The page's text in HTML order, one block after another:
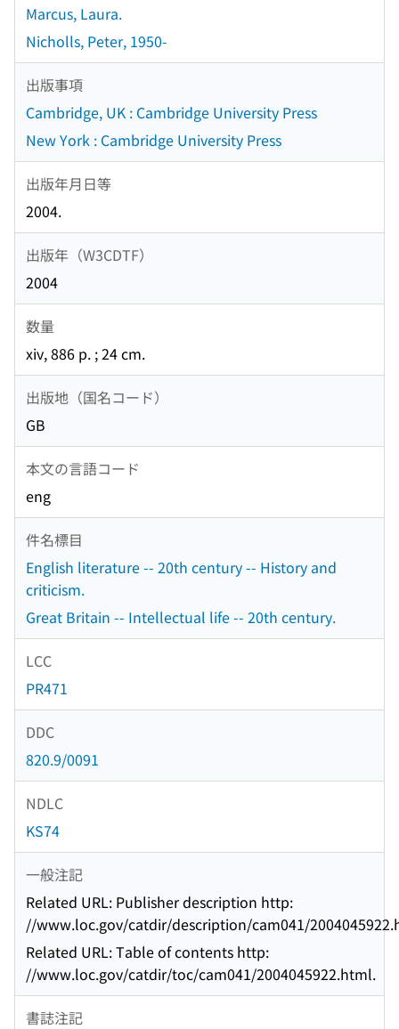
Marcus, Laura.
Nicholls, Peter, 1950-
出版事項
Cambridge, UK : Cambridge University Press
New York : Cambridge University Press
出版年月日等
2004.
出版年（W3CDTF）
2004
数量
xiv, 886 p. ; 24 cm.
出版地（国名コード）
GB
本文の言語コード
eng
件名標目
English literature -- 20th century -- History and
criticism.
Great Britain -- Intellectual life -- 20th century.
LCC
PR471
DDC
820.9/0091
NDLC
KS74
一般注記
Related URL: Publisher description http:
//www.loc.gov/catdir/description/cam041/
Related URL: Table of contents http:
//www.loc.gov/catdir/toc/cam041/2004045922.html.
書誌注記